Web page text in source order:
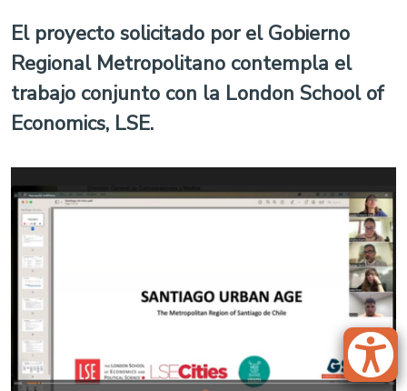
El proyecto solicitado por el Gobierno
Regional Metropolitano contempla el
trabajo conjunto con la London School of
Economics, LSE.